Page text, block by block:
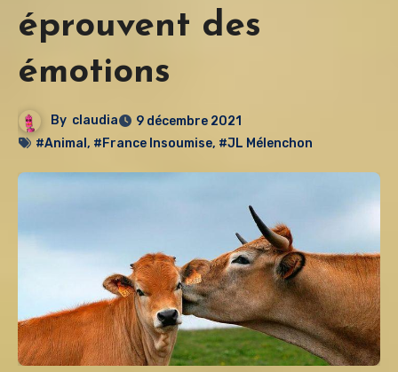
éprouvent des
émotions
By claudia
9 décembre 2021
#Animal , #France Insoumise, #JL Mélenchon